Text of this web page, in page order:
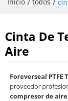
/ /
Cinta De
Aire
Foreverseal
proveedor
compresor de aire